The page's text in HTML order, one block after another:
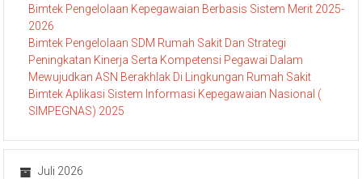
Bimtek Pengelolaan Kepegawaian Berbasis Sistem Merit 2025-
2026
Bimtek Pengelolaan SDM Rumah Sakit Dan Strategi
Peningkatan Kinerja Serta Kompetensi Pegawai Dalam
Mewujudkan ASN Berakhlak Di Lingkungan Rumah Sakit
Bimtek Aplikasi Sistem Informasi Kepegawaian Nasional (
SIMPEGNAS) 2025
Juli 2026